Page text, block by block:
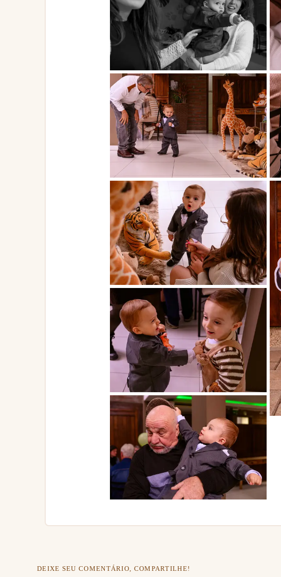
DEIXE SEU COMENTÁRIO, COMPARTILHE!